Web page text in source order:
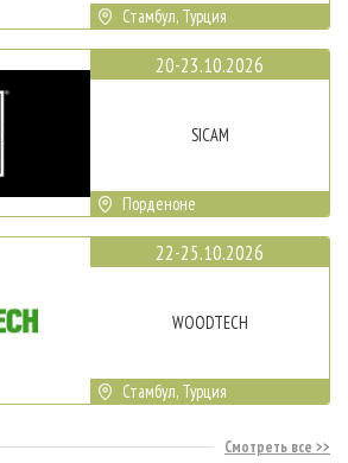
Стамбул, Турция
20-23.10.2026
SICAM
Порденоне
22-25.10.2026
WOODTECH
Стамбул, Турция
Смотреть все